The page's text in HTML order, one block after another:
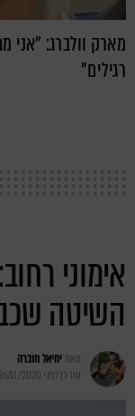
מארק וולברג: "אני
רגילים"
השיטה
מאתיחיאל חוברה
עודכן לפני 26/11/2020, 14:56